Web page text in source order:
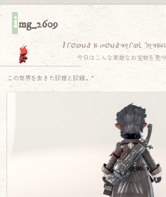
img_2609
I found a wonderful
今日はこんな素敵なお宝物を見
この世界を生きた記憶と記録.｡.:*